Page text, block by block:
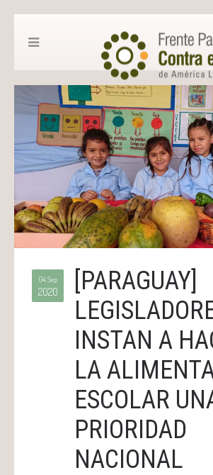
04 Sep
2020
[PARAGUAY]
INSTAN A
LA
ESCOLAR
PRIORIDAD
NACIONAL